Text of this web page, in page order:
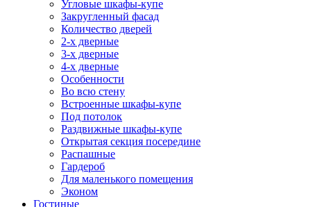
Угловые шкафы-купе
Закругленный фасад
Количество дверей
2-х дверные
3-х дверные
4-х дверные
Особенности
Во всю стену
Встроенные шкафы-купе
Под потолок
Раздвижные шкафы-купе
Открытая секция посередине
Распашные
Гардероб
Для маленького помещения
Эконом
Гостиные